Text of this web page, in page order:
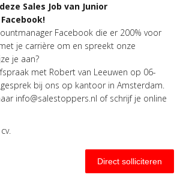
Sales Job van Junior
Facebook die er 200% voor
je carrière om en spreekt onze
je aan?
met Robert van Leeuwen op 06-
bij ons op kantoor in Amsterdam.
info@salestoppers.nl of schrijf je online
Direct solliciteren